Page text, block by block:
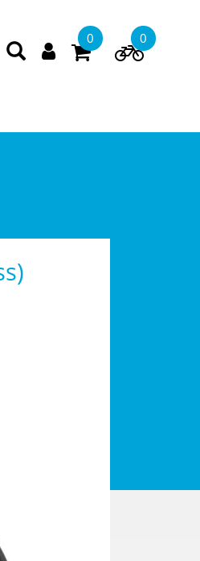
0 0